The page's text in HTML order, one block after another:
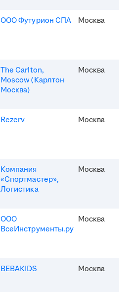
ООО Футурион СПА Москва
The Carlton,
Moscow (Карлтон
Москва)
Москва
Rezerv Москва
Компания
«Спортмастер»,
Логистика
Москва
ООО
ВсеИнструменты.ру
Москва
BEBAKIDS Москва